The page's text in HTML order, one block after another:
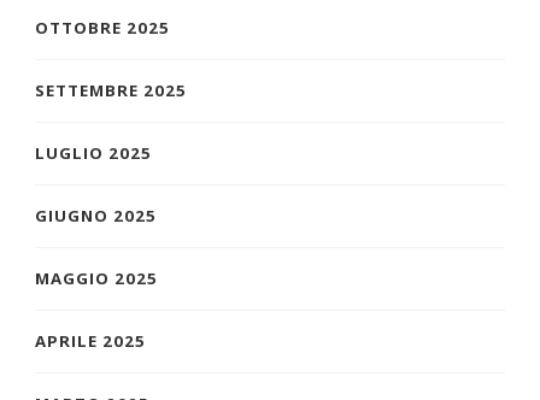
OTTOBRE 2025
SETTEMBRE 2025
LUGLIO 2025
GIUGNO 2025
MAGGIO 2025
APRILE 2025